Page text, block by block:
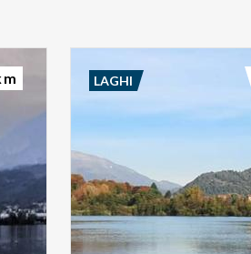
LAGHI